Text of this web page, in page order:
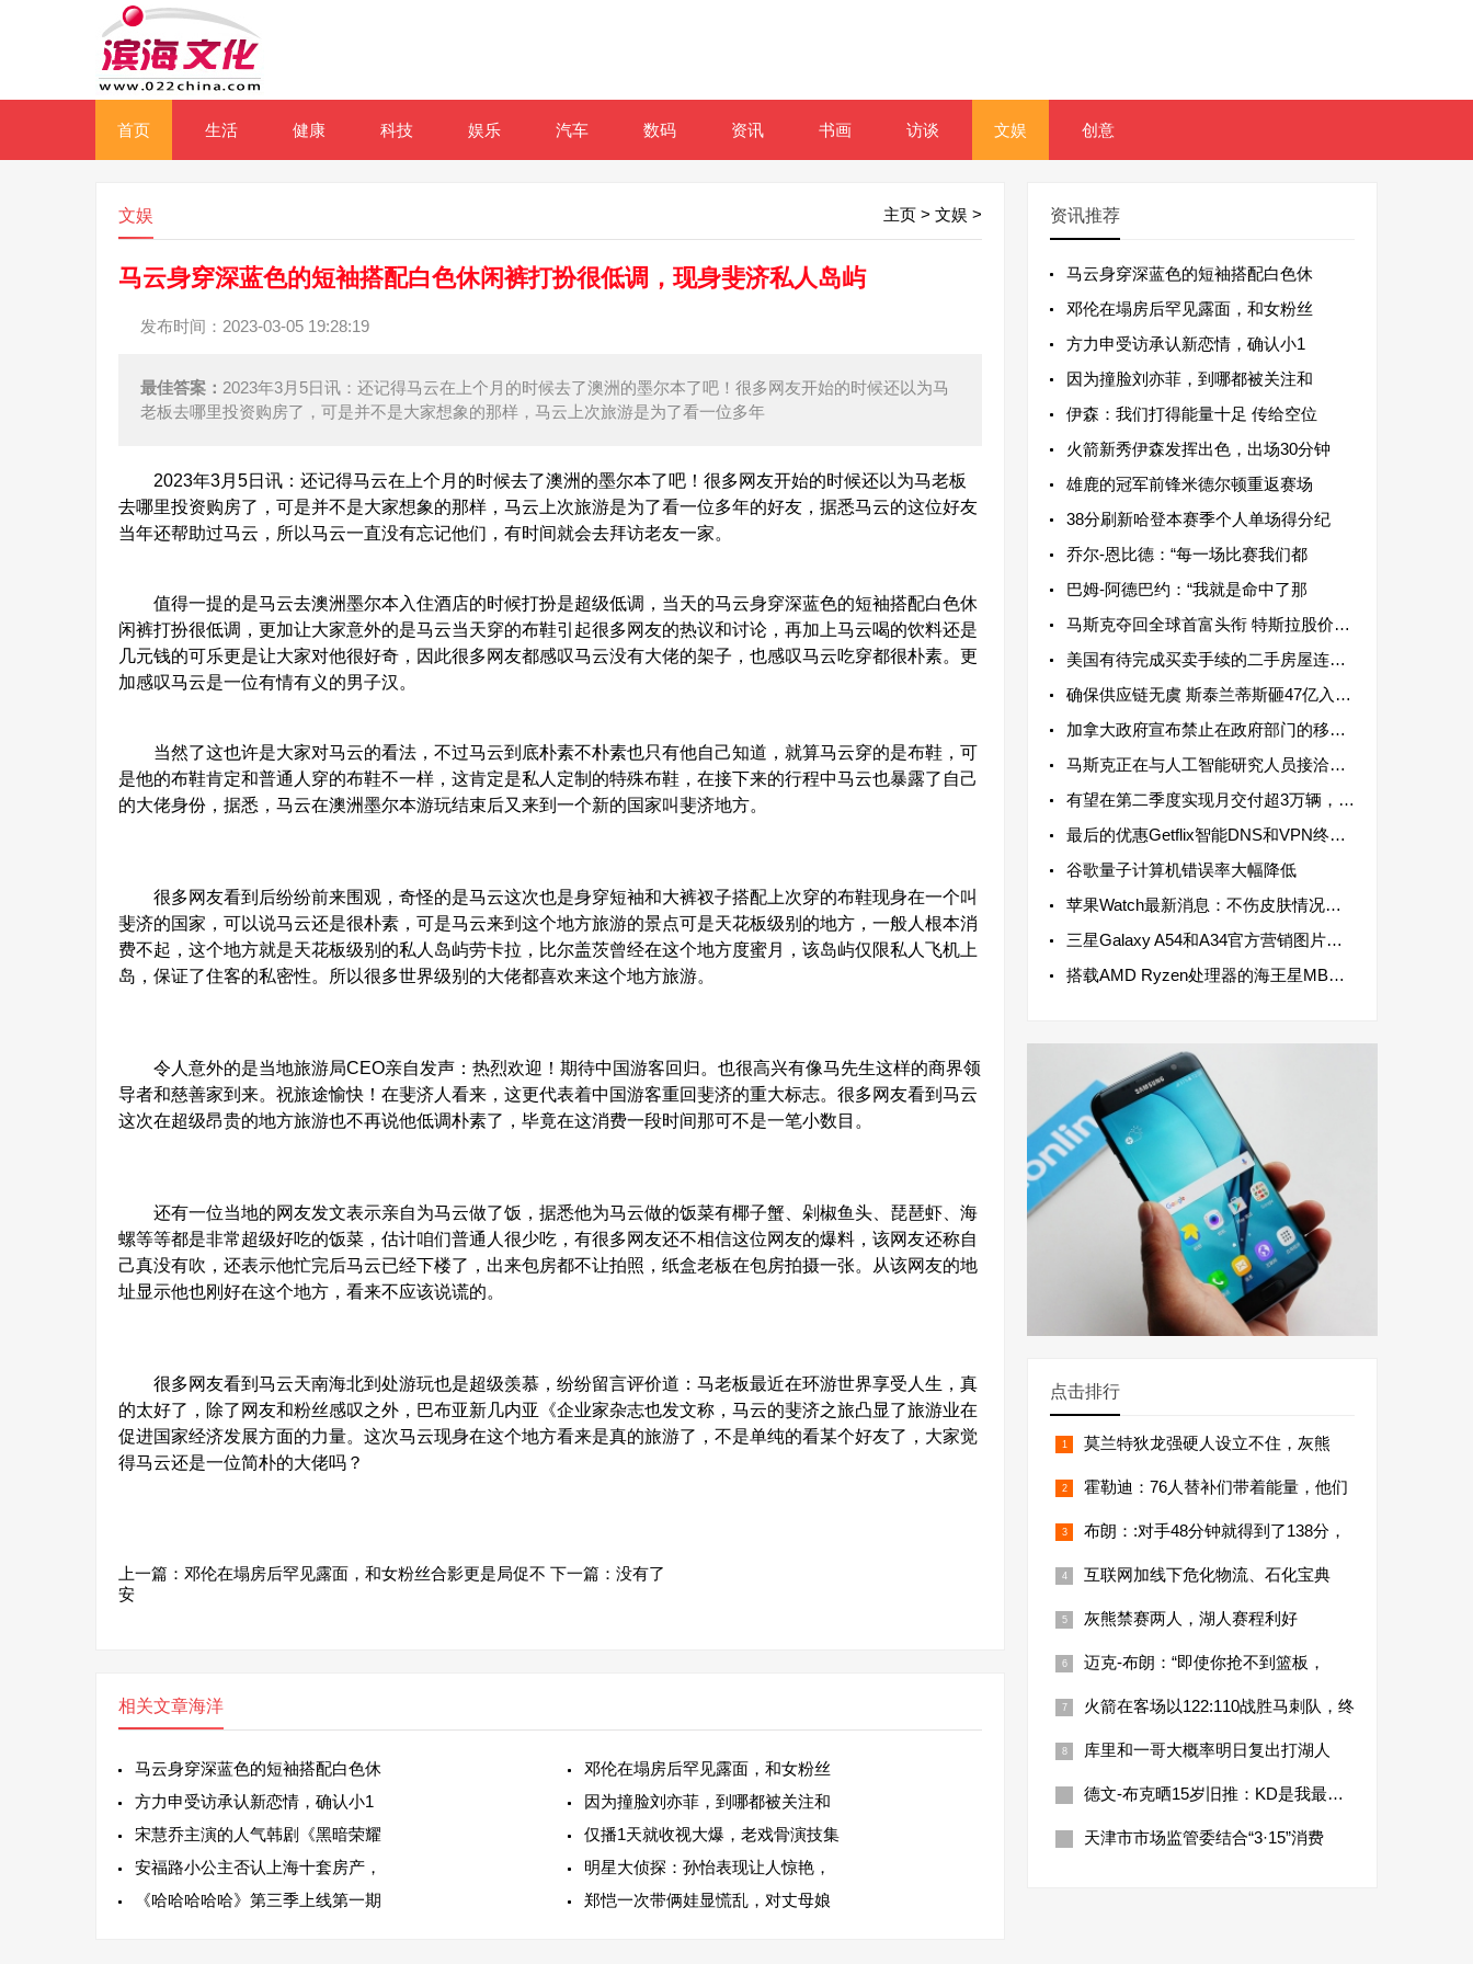
首页 生活 健康 科技 娱乐 汽车 数码 资讯 书画 访谈 文娱 创意
主页 > 文娱 >
文娱
马云身穿深蓝色的短袖搭配白色休闲裤打扮很低调，现身斐济私人岛屿
发布时间：2023-03-05 19:28:19
最佳答案： 2023年3月5日讯：还记得马云在上个月的时候去了澳洲的墨尔本了吧！很多网友开始的时候还以为马
老板去哪里投资购房了，可是并不是大家想象的那样，马云上次旅游是为了看一位多年
2023年3月5日讯：还记得马云在上个月的时候去了澳洲的墨尔本了吧！很多网友开始的时候还以为马老板
去哪里投资购房了，可是并不是大家想象的那样，马云上次旅游是为了看一位多年的好友，据悉马云的这位好友
当年还帮助过马云，所以马云一直没有忘记他们，有时间就会去拜访老友一家。
值得一提的是马云去澳洲墨尔本入住酒店的时候打扮是超级低调，当天的马云身穿深蓝色的短袖搭配白色休
闲裤打扮很低调，更加让大家意外的是马云当天穿的布鞋引起很多网友的热议和讨论，再加上马云喝的饮料还是
几元钱的可乐更是让大家对他很好奇，因此很多网友都感叹马云没有大佬的架子，也感叹马云吃穿都很朴素。更
加感叹马云是一位有情有义的男子汉。
当然了这也许是大家对马云的看法，不过马云到底朴素不朴素也只有他自己知道，就算马云穿的是布鞋，可
是他的布鞋肯定和普通人穿的布鞋不一样，这肯定是私人定制的特殊布鞋，在接下来的行程中马云也暴露了自己
的大佬身份，据悉，马云在澳洲墨尔本游玩结束后又来到一个新的国家叫斐济地方。
很多网友看到后纷纷前来围观，奇怪的是马云这次也是身穿短袖和大裤衩子搭配上次穿的布鞋现身在一个叫
斐济的国家，可以说马云还是很朴素，可是马云来到这个地方旅游的景点可是天花板级别的地方，一般人根本消
费不起，这个地方就是天花板级别的私人岛屿劳卡拉，比尔盖茨曾经在这个地方度蜜月，该岛屿仅限私人飞机上
岛，保证了住客的私密性。所以很多世界级别的大佬都喜欢来这个地方旅游。
令人意外的是当地旅游局CEO亲自发声：热烈欢迎！期待中国游客回归。也很高兴有像马先生这样的商界领
导者和慈善家到来。祝旅途愉快！在斐济人看来，这更代表着中国游客重回斐济的重大标志。很多网友看到马云
这次在超级昂贵的地方旅游也不再说他低调朴素了，毕竟在这消费一段时间那可不是一笔小数目。
还有一位当地的网友发文表示亲自为马云做了饭，据悉他为马云做的饭菜有椰子蟹、剁椒鱼头、琵琶虾、海
螺等等都是非常超级好吃的饭菜，估计咱们普通人很少吃，有很多网友还不相信这位网友的爆料，该网友还称自
己真没有吹，还表示他忙完后马云已经下楼了，出来包房都不让拍照，纸盒老板在包房拍摄一张。从该网友的地
址显示他也刚好在这个地方，看来不应该说谎的。
很多网友看到马云天南海北到处游玩也是超级羡慕，纷纷留言评价道：马老板最近在环游世界享受人生，真
的太好了，除了网友和粉丝感叹之外，巴布亚新几内亚《企业家杂志也发文称，马云的斐济之旅凸显了旅游业在
促进国家经济发展方面的力量。这次马云现身在这个地方看来是真的旅游了，不是单纯的看某个好友了，大家觉
得马云还是一位简朴的大佬吗？
上一篇： 邓伦在塌房后罕见露面，和女粉丝合影更是局促不
安
下一篇：没有了
相关文章海洋
马云身穿深蓝色的短袖搭配白色休
邓伦在塌房后罕见露面，和女粉丝
方力申受访承认新恋情，确认小1
因为撞脸刘亦菲，到哪都被关注和
宋慧乔主演的人气韩剧《黑暗荣耀
仅播1天就收视大爆，老戏骨演技集
安福路小公主否认上海十套房产，
明星大侦探：孙怡表现让人惊艳，
《哈哈哈哈哈》第三季上线第一期
郑恺一次带俩娃显慌乱，对丈母娘
资讯推荐
马云身穿深蓝色的短袖搭配白色休
邓伦在塌房后罕见露面，和女粉丝
方力申受访承认新恋情，确认小1
因为撞脸刘亦菲，到哪都被关注和
伊森：我们打得能量十足 传给空位
火箭新秀伊森发挥出色，出场30分钟
雄鹿的冠军前锋米德尔顿重返赛场
38分刷新哈登本赛季个人单场得分纪
乔尔-恩比德：“每一场比赛我们都
巴姆-阿德巴约：“我就是命中了那
马斯克夺回全球首富头衔 特斯拉股价飙涨使其财富迅速回升
美国有待完成买卖手续的二手房屋连续两个月增加
确保供应链无虞 斯泰兰蒂斯砸47亿入股阿根廷铜矿
加拿大政府宣布禁止在政府部门的移动设备上使用TikTok
马斯克正在与人工智能研究人员接洽，以开发ChatGPT的替代品
有望在第二季度实现月交付超3万辆，年交付目标有望达到30万辆
最后的优惠Getflix智能DNS和VPN终身订阅只需49美元
谷歌量子计算机错误率大幅降低
苹果Watch最新消息：不伤皮肤情况下监测血糖水平
三星Galaxy A54和A34官方营销图片泄露 采用3.5毫米耳机插孔
搭载AMD Ryzen处理器的海王星MBG6迷你电脑亮相
点击排行
莫兰特狄龙强硬人设立不住，灰熊
霍勒迪：76人替补们带着能量，他们
布朗：:对手48分钟就得到了138分，
互联网加线下危化物流、石化宝典
灰熊禁赛两人，湖人赛程利好
迈克-布朗：“即使你抢不到篮板，
火箭在客场以122:110战胜马刺队，终
库里和一哥大概率明日复出打湖人
德文-布克晒15岁旧推：KD是我最喜欢
天津市市场监管委结合“3·15”消费